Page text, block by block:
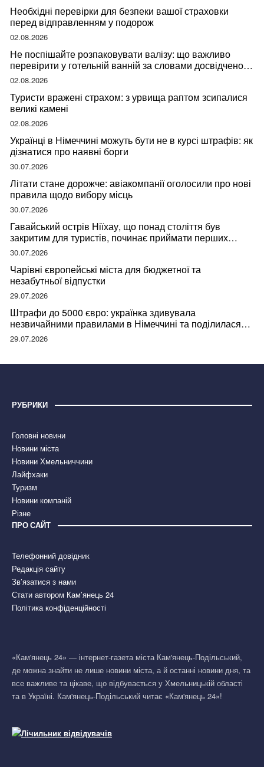
Необхідні перевірки для безпеки вашої страховки
перед відправленням у подорож
02.08.2026
Не поспішайте розпаковувати валізу: що важливо
перевірити у готельній ванній за словами досвідченої
мандрівниці
02.08.2026
Туристи вражені страхом: з урвища раптом зсипалися
великі камені
02.08.2026
Українці в Німеччині можуть бути не в курсі штрафів: як
дізнатися про наявні борги
30.07.2026
Літати стане дорожче: авіакомпанії оголосили про нові
правила щодо вибору місць
30.07.2026
Гавайський острів Ніїхау, що понад століття був
закритим для туристів, починає приймати перших
відвідувачів
30.07.2026
Чарівні європейські міста для бюджетної та
незабутньої відпустки
29.07.2026
Штрафи до 5000 євро: українка здивувала
незвичайними правилами в Німеччині та поділилася
правдою
29.07.2026
РУБРИКИ
Головні новини
Новини міста
Новини Хмельниччини
Лайфхаки
Туризм
Новини компаній
Різне
ПРО САЙТ
Телефонний довідник
Редакція сайту
Зв’язатися з нами
Стати автором Кам’янець 24
Політика конфіденційності
«Кам'янець 24» — інтернет-газета міста Кам'янець-Подільський,
де можна знайти не лише новини міста, а й останні новини дня, та
все важливе та цікаве, що відбувається у Хмельницькій області
та в Україні. Кам'янець-Подільський читає «Кам'янець 24»!